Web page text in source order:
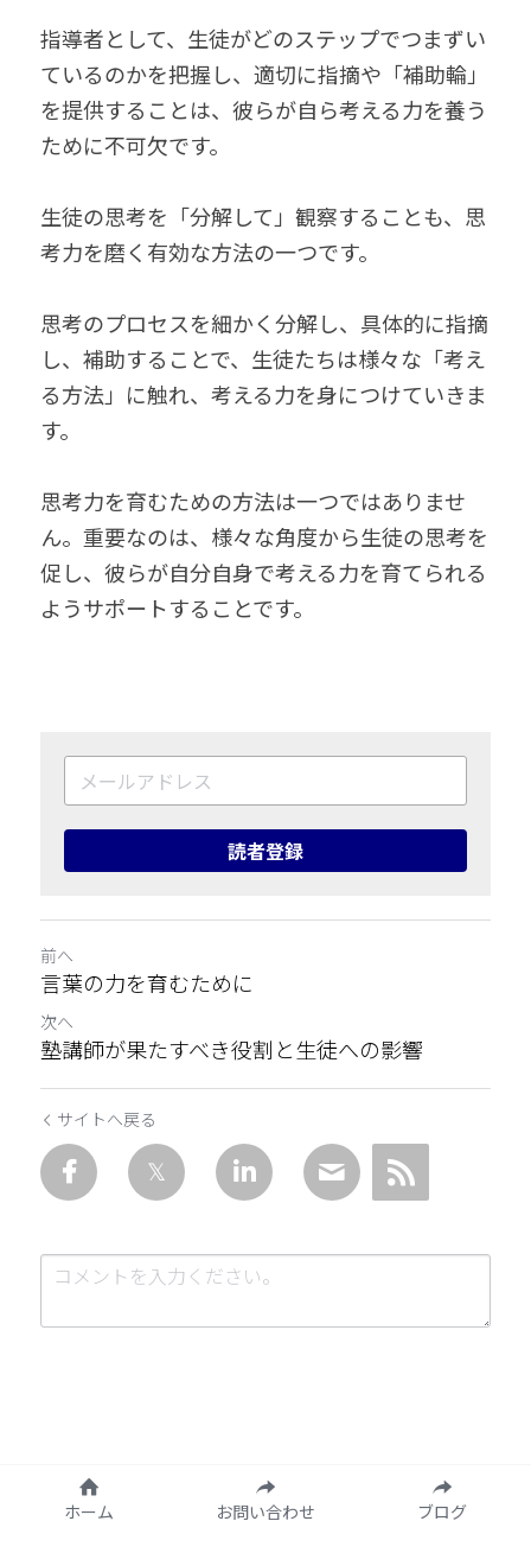
指導者として、生徒がどのステップでつまずい
ているのかを把握し、適切に指摘や「補助輪」
を提供することは、彼らが自ら考える力を養う
ために不可欠です。
生徒の思考を「分解して」観察することも、思
考力を磨く有効な方法の一つです。
思考のプロセスを細かく分解し、具体的に指摘
し、補助することで、生徒たちは様々な「考え
る方法」に触れ、考える力を身につけていきま
す。
思考力を育むための方法は一つではありませ
ん。重要なのは、様々な角度から生徒の思考を
促し、彼らが自分自身で考える力を育てられる
ようサポートすることです。
読者登録
前へ
言葉の力を育むために
次へ
塾講師が果たすべき役割と生徒への影響
サイトへ戻る
送信
ホーム お問い合わせ ブログ